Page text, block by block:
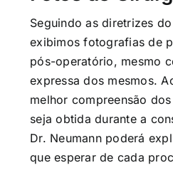
Seguindo as diretrizes
exibimos fotografias de
pós-operatório, mesmo
expressa dos mesmos.
melhor compreensão
seja obtida durante a
Dr. Neumann poderá
que esperar de cada